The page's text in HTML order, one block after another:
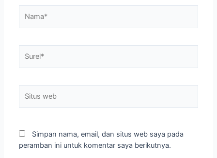
web
Simpan nama, email, dan situs web saya pada
peramban ini untuk komentar saya berikutnya.